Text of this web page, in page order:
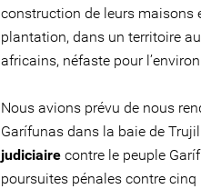
construction de leurs maisons
plantation, dans un territoire
africains, néfaste pour
Nous avions prévu de nous
Garífunas dans la baie de
judiciaire contre le peuple
poursuites pénales contre